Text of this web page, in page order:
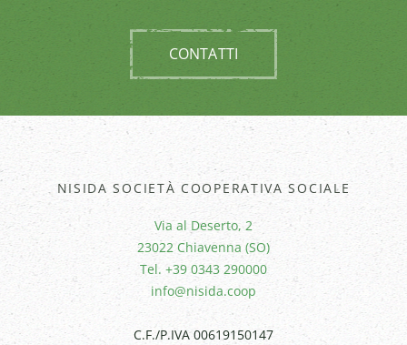
CONTATTI
NISIDA SOCIETÀ COOPERATIVA SOCIALE
Via al Deserto, 2
23022 Chiavenna (SO)
Tel. +39 0343 290000
info@nisida.coop
C.F./P.IVA 00619150147